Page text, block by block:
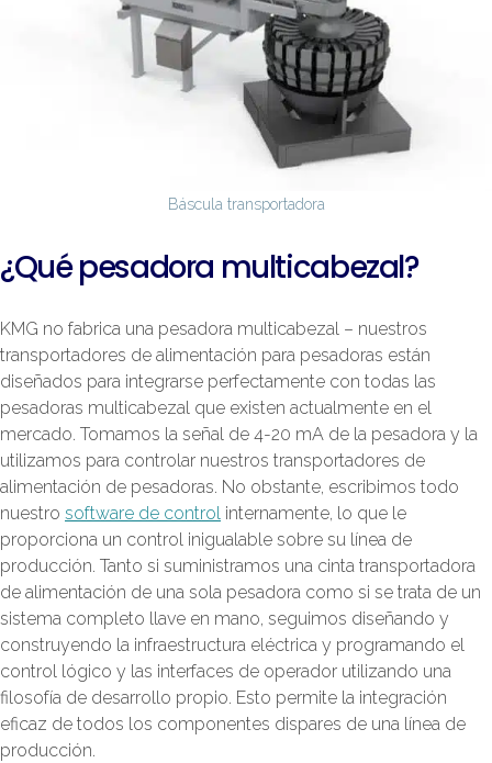
Báscula transportadora
¿Qué pesadora multicabezal?
KMG no fabrica una pesadora multicabezal – nuestros
transportadores de alimentación para pesadoras están
diseñados para integrarse perfectamente con todas las
pesadoras multicabezal que existen actualmente en el
mercado. Tomamos la señal de 4-20 mA de la pesadora y la
utilizamos para controlar nuestros transportadores de
alimentación de pesadoras. No obstante, escribimos todo
nuestro software de control internamente, lo que le
proporciona un control inigualable sobre su línea de
producción. Tanto si suministramos una cinta transportadora
de alimentación de una sola pesadora como si se trata de un
sistema completo llave en mano, seguimos diseñando y
construyendo la infraestructura eléctrica y programando el
control lógico y las interfaces de operador utilizando una
filosofía de desarrollo propio. Esto permite la integración
eficaz de todos los componentes dispares de una línea de
producción.